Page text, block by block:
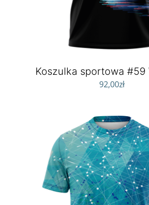
Koszulka sportowa #59
92,00zł